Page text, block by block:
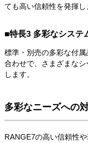
ても高い信頼性を発揮し
■特長3 多彩なシステ
標準・別売の多彩な付
合わせで、さまざまな
します。
多彩なニーズへの
RANGE7の高い信頼性